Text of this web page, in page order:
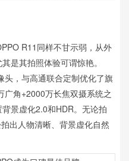
R11同样不甘示弱，从外
是其拍照体验可谓惊艳。
头，与高通联合定制优化了旗
角+2000万长焦双摄系统之
景虚化2.0和HDR。无论拍
出人物清晰、背景虚化自然